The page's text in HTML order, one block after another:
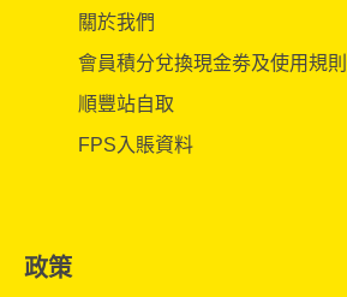
關於我們
會員積分兌換現金劵及使用規則
順豐站自取
FPS入賬資料
政策